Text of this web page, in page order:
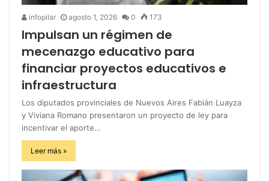
infopilar agosto 1, 2026 0 173
Impulsan un régimen de
mecenazgo educativo para
financiar proyectos educativos e
infraestructura
Los diputados provinciales de Nuevos Aires Fabián Luayza
y Viviana Romano presentaron un proyecto de ley para
incentivar el aporte…
Leer más »